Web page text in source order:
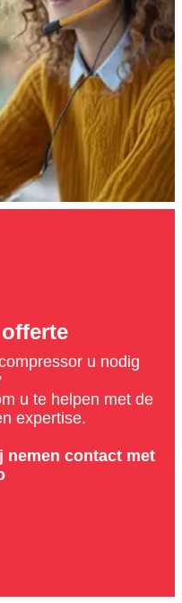
u nodig
u te helpen met de
expertise.
nemen contact met